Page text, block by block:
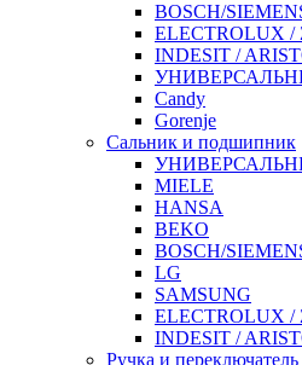
BOSCH/
ELECTROLUX /
INDESIT /
Candy
Gorenje
Сальник и подшипник
MIELE
HANSA
BEKO
BOSCH/
LG
SAMSUNG
ELECTROLUX /
INDESIT /
Ручка и переключатель